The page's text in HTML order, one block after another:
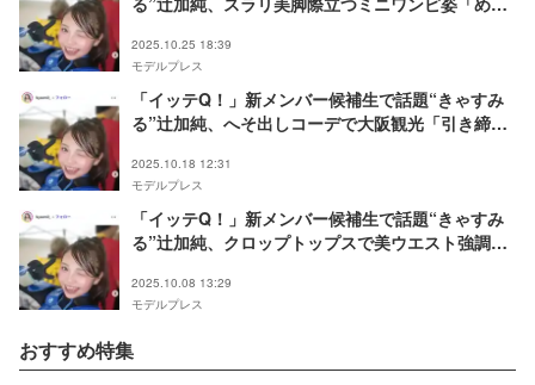
2025.10.25 18:39
モデルプレス
「イッテQ！」新メンバー候補生で話題“きゃすみ
る”辻加純、へそ出しコーデで大阪観光「引き締ま
2025.10.18 12:31
モデルプレス
「イッテQ！」新メンバー候補生で話題“きゃすみ
る”辻加純、クロップトップスで美ウエスト強調
2025.10.08 13:29
モデルプレス
おすすめ特集